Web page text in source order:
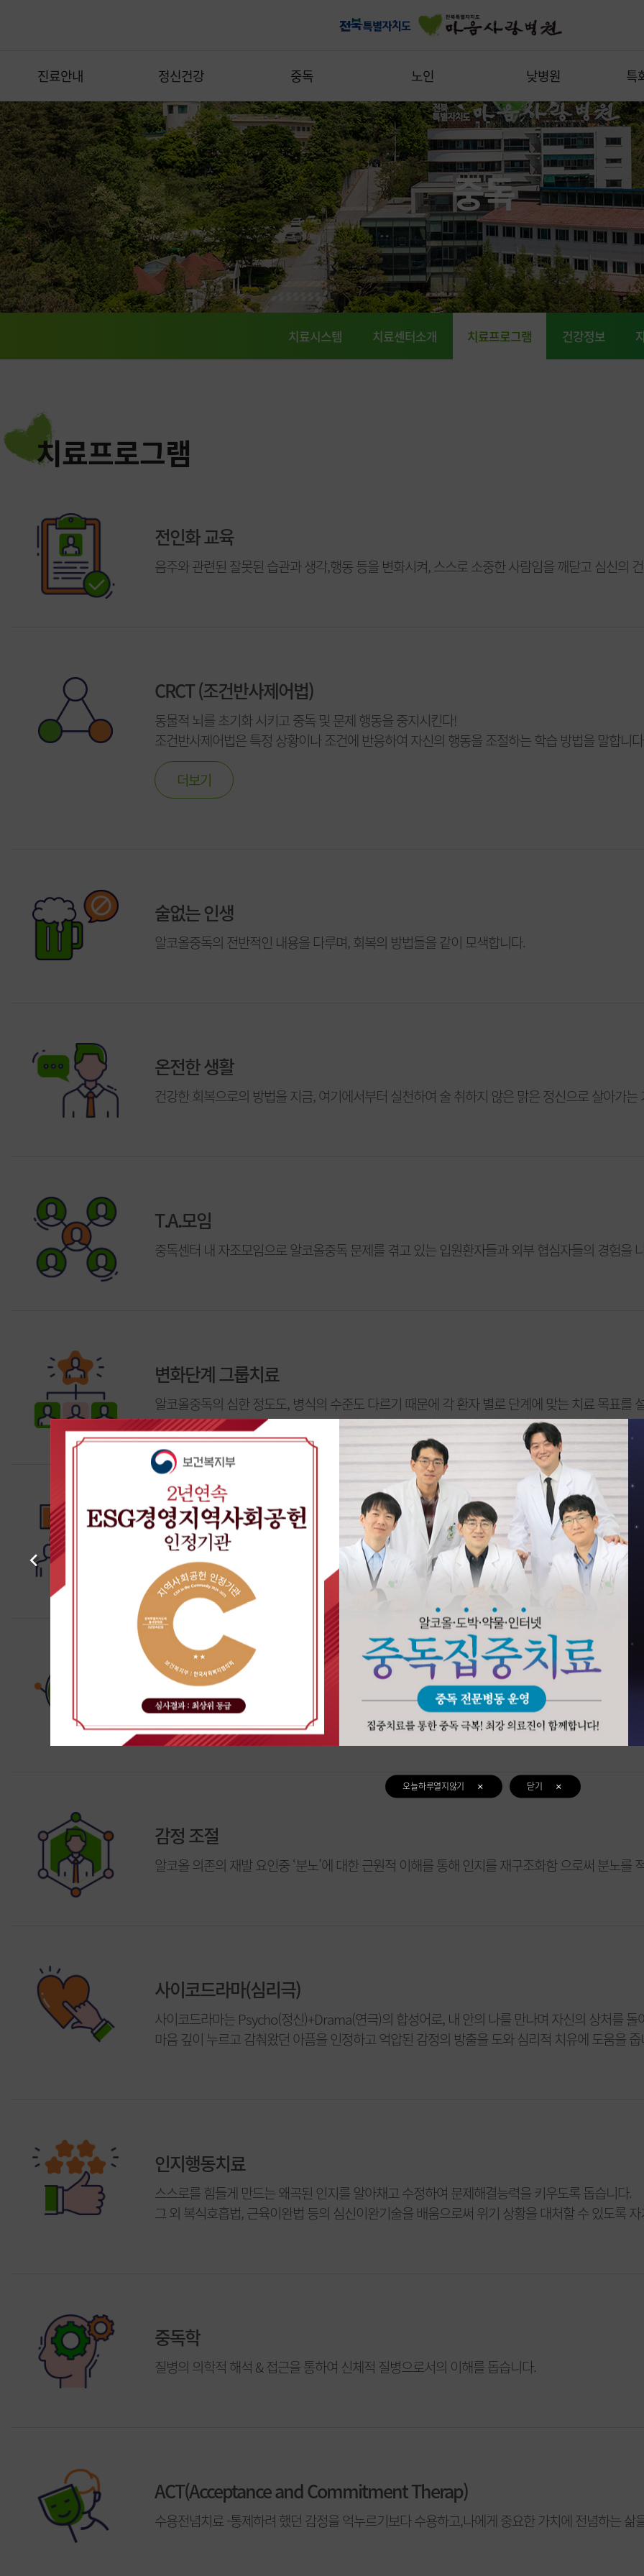
진료안내 정신건강 중독 노인 낮병원 특
중독
치료시스템 치료센터소개 치료프로그램 건강정보
치료프로그램
전인화 교육
음주와 관련된 잘못된 습관과 생각,행동 등을 변화시켜, 스스로 소중한 사람임을 깨닫고 심신의
CRCT (조건반사제어법)
동물적 뇌를 초기화 시키고 중독 및 문제 행동을 중지시킨다!
조건반사제어법은 특정 상황이나 조건에 반응하여 자신의 행동을 조절하는 학습 방법을 말합니
더보기
술없는 인생
알코올중독의 전반적인 내용을 다루며, 회복의 방법들을 같이 모색합니다.
온전한 생활
건강한 회복으로의 방법을 지금, 여기에서부터 실천하여 술 취하지 않은 맑은 정신으로 살아가는
T.A.모임
중독센터 내 자조모임으로 알코올중독 문제를 겪고 있는 입원환자들과 외부 협심자들의 경험을
변화단계 그룹치료
알코올중독의 심한 정도도, 병식의 수준도 다르기 때문에 각 환자 별로 단계에 맞는 치료 목표를
동기강화 집단치료
병동생활 적응을 돕고 권익체계에 대한 구체적인 안내를 함으로써 치료목표를 향한 동기를 다집
12단계 집단치료
12단계 프로그램을 실천하기 위한 각 단계별 실천요령과 기대효과를 통한 단주 유지와 회복을
감정 조절
알코올 의존의 재발 요인중 ‘분노’에 대한 근원적 이해를 통해 인지를 재구조화함 으로써 분노를
사이코드라마(심리극)
사이코드라마는 Psycho(정신)+Drama(연극)의 합성어로, 내 안의 나를 만나며 자신의 상처를
마음 깊이 누르고 감춰왔던 아픔을 인정하고 억압된 감정의 방출을 도와 심리적 치유에 도움을
인지행동치료
스스로를 힘들게 만드는 왜곡된 인지를 알아채고 수정하여 문제해결능력을 키우도록 돕습니다.
그 외 복식호흡법, 근육이완법 등의 심신이완기술을 배움으로써 위기 상황을 대처할 수 있도록
중독학
질병의 의학적 해석 & 접근을 통하여 신체적 질병으로서의 이해를 돕습니다.
ACT(Acceptance and Commitment Therap)
수용전념치료 -통제하려 했던 감정을 억누르기보다 수용하고,나에게 중요한 가치에 전념하는 삶
Previous
오늘하루열지않기 닫기